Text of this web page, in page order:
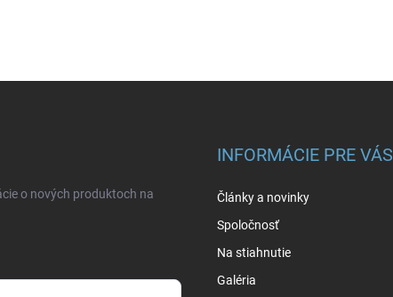
o nových produktoch na
INFORMÁCIE PRE VÁS
Články a novinky
Spoločnosť
Na stiahnutie
Galéria